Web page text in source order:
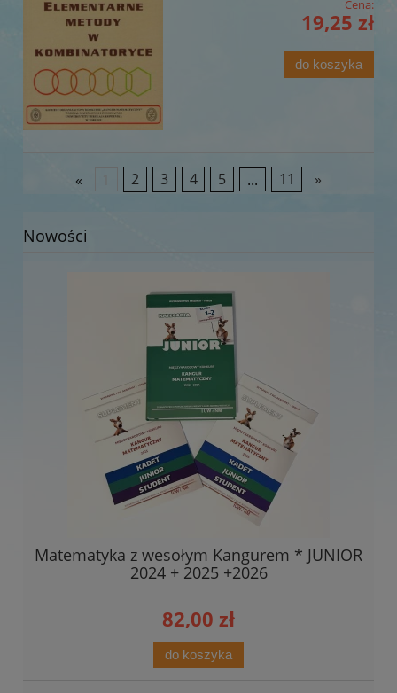
Cena:
19,25 zł
do koszyka
« 2 3 4 5 ... 11 »
Nowości
Matematyka z wesołym Kangurem * JUNIOR
2024 + 2025 +2026
82,00 zł
do koszyka